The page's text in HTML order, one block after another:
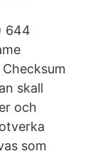
644
Checksum
skall
och
som